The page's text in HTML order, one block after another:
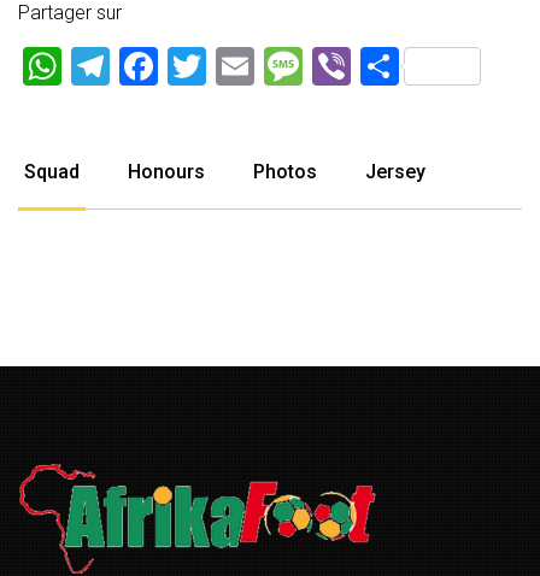
Partager sur
WhatsApp
Telegram
Facebook
Twitter
EmailMessage
Viber
Squad Honours Photos Jersey